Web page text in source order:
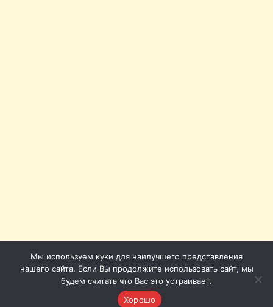
Мы используем куки для наилучшего представления
нашего сайта. Если Вы продолжите использовать сайт, мы
будем считать что Вас это устраивает.
Хорошо